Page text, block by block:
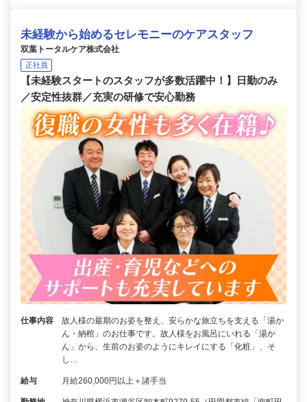
未経験から始めるセレモニーのケアスタッフ
双葉トータルケア株式会社
正社員
【未経験スタートのスタッフが多数活躍中！】日勤のみ
／安定性抜群／充実の研修で安心勤務
仕事内容
故人様の最期のお姿を整え、安らかな旅立ちを支える「湯か
ん・納棺」のお仕事です。故人様をお風呂にいれる「湯か
ん」から、生前のお姿のようにキレイにする「化粧」、そ
し…
給与 月給260,000円以上＋諸手当